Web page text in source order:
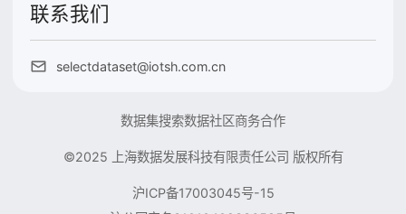
联系我们
selectdataset@iotsh.com.cn
数据集搜索数据社区商务合作
©2025 上海数据发展科技有限责任公司 版权所有
沪ICP备17003045号-15